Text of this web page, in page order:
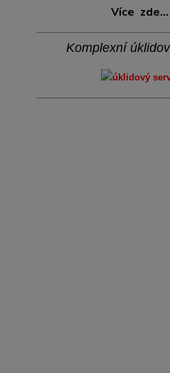
Více zde...
Komplexní